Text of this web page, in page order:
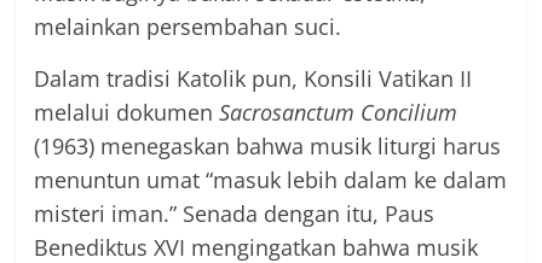
melainkan persembahan suci.
Dalam tradisi Katolik pun, Konsili Vatikan II
melalui dokumenSacrosanctum Concilium
(1963) menegaskan bahwa musik liturgi harus
menuntun umat “masuk lebih dalam ke dalam
misteri iman.” Senada dengan itu, Paus
Benediktus XVI mengingatkan bahwa musik